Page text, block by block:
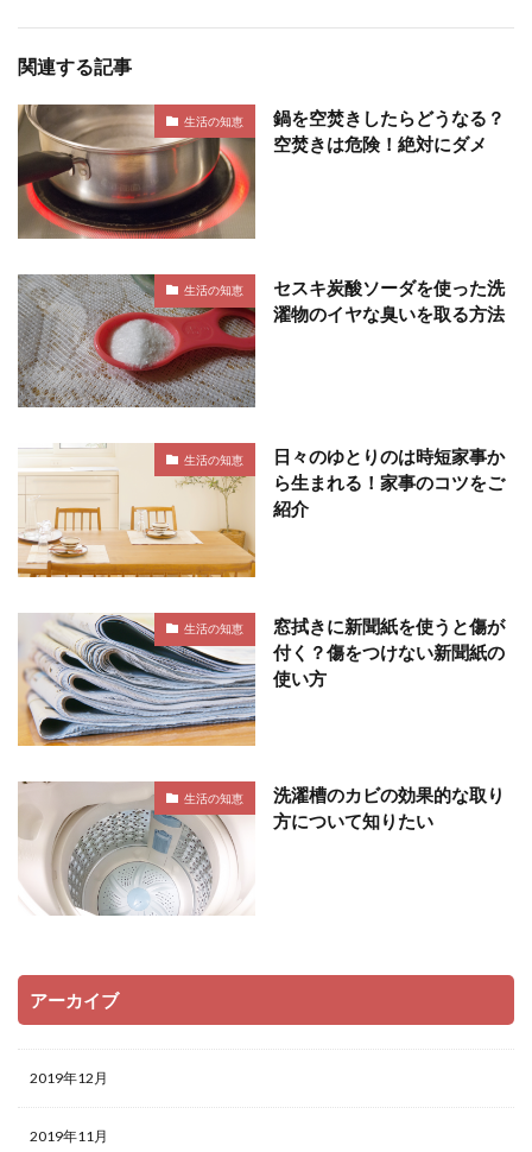
関連する記事
生活の知恵
鍋を空焚きしたらどうなる？
空焚きは危険！絶対にダメ
生活の知恵
セスキ炭酸ソーダを使った洗
濯物のイヤな臭いを取る方法
生活の知恵
日々のゆとりのは時短家事か
ら生まれる！家事のコツをご
紹介
生活の知恵
窓拭きに新聞紙を使うと傷が
付く？傷をつけない新聞紙の
使い方
生活の知恵
洗濯槽のカビの効果的な取り
方について知りたい
アーカイブ
2019年12月
2019年11月